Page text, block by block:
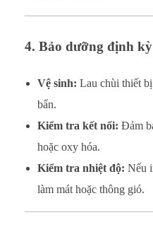
4. Bảo dưỡng định kỳ
Vệ sinh: Lau chùi thiết
bẩn.
Kiểm tra kết nối: Đảm
hoặc oxy hóa.
Kiểm tra nhiệt độ: Nếu
làm mát hoặc thông gió.